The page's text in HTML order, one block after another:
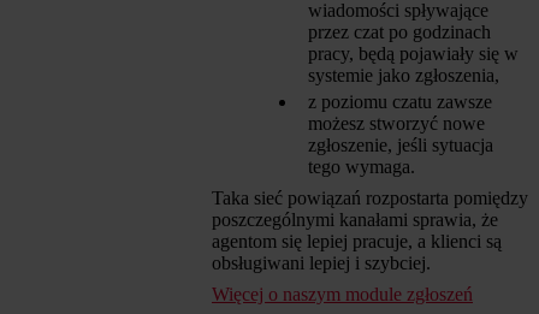
wiadomości spływające
przez czat po godzinach
pracy, będą pojawiały się w
systemie jako zgłoszenia,
z poziomu czatu zawsze
możesz stworzyć nowe
zgłoszenie, jeśli sytuacja
tego wymaga.
Taka sieć powiązań rozpostarta pomiędzy
poszczególnymi kanałami sprawia, że
agentom się lepiej pracuje, a klienci są
obsługiwani lepiej i szybciej.
Więcej o naszym module zgłoszeń